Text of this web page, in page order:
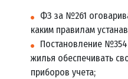
ФЗ за №261
каким правилам
Постановление
жилья обеспечивать
приборов учета;